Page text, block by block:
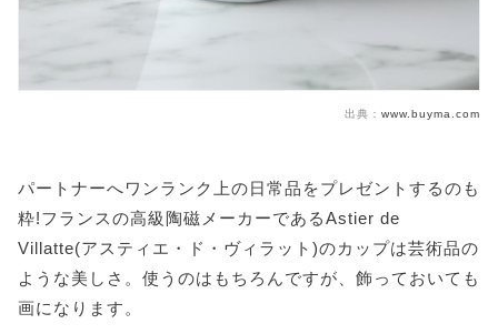
出典： www.buyma.com
パートナーへワンランク上の日常品をプレゼントするのも
粋!フランスの高級陶磁メーカーであるAstier de
Villatte(アスティエ・ド・ヴィラット)のカップは芸術品の
ような美しさ。使うのはもちろんですが、飾っておいても
画になります。